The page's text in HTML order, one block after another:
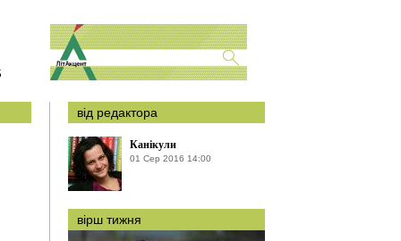
від редактора
Канікули
01 Сер 2016 14:00
вірш тижня